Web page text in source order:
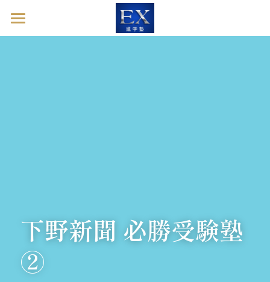
ホーム
下野新聞 必勝受験塾
②